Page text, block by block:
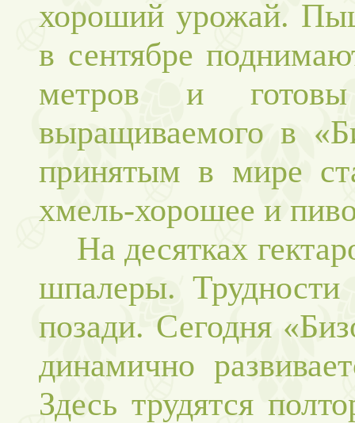
хороший урожай.
в сентябре
метров и
выращиваемого в
принятым в мире
хмель-хорошее и
На десятках
шпалеры.
позади. Сегодня
динамично
Здесь трудятся